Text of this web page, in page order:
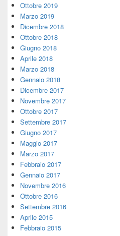
Ottobre 2019
Marzo 2019
Dicembre 2018
Ottobre 2018
Giugno 2018
Aprile 2018
Marzo 2018
Gennaio 2018
Dicembre 2017
Novembre 2017
Ottobre 2017
Settembre 2017
Giugno 2017
Maggio 2017
Marzo 2017
Febbraio 2017
Gennaio 2017
Novembre 2016
Ottobre 2016
Settembre 2016
Aprile 2015
Febbraio 2015